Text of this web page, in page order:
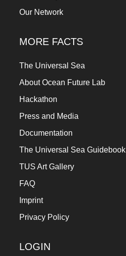
Our Network
MORE FACTS
The Universal Sea
About Ocean Future Lab
Hackathon
Press and Media
Documentation
The Universal Sea Guidebook
TUS Art Gallery
FAQ
Imprint
Privacy Policy
LOGIN